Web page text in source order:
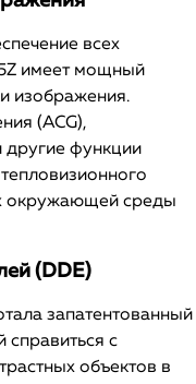
всех
имеет мощный
изображения.
(ACG),
другие функции
окружающей среды
(DDE)
запатентованный
с
объектов в